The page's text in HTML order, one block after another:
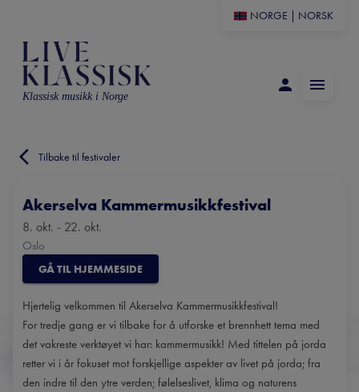
NORGE NORSK
Klassisk musikk i Norge
Tilbake til festivaler
Akerselva Kammermusikkfestival
8. okt. - 22. okt.
Oslo
GÅ TIL HJEMMESIDE
Hjertelig velkommen til Akerselva Kammermusikkfestival!
For tredje gang er vi tilbake for å utforske et brennhett tema med
det vakreste verktøyet vi har: kammermusikk! Med tittelen på jorda
retter vi i år fokuset mot forskjellige aspekter av livet på jorda; fra
den indre til den ytre verden; følelseslivet, klima og naturens